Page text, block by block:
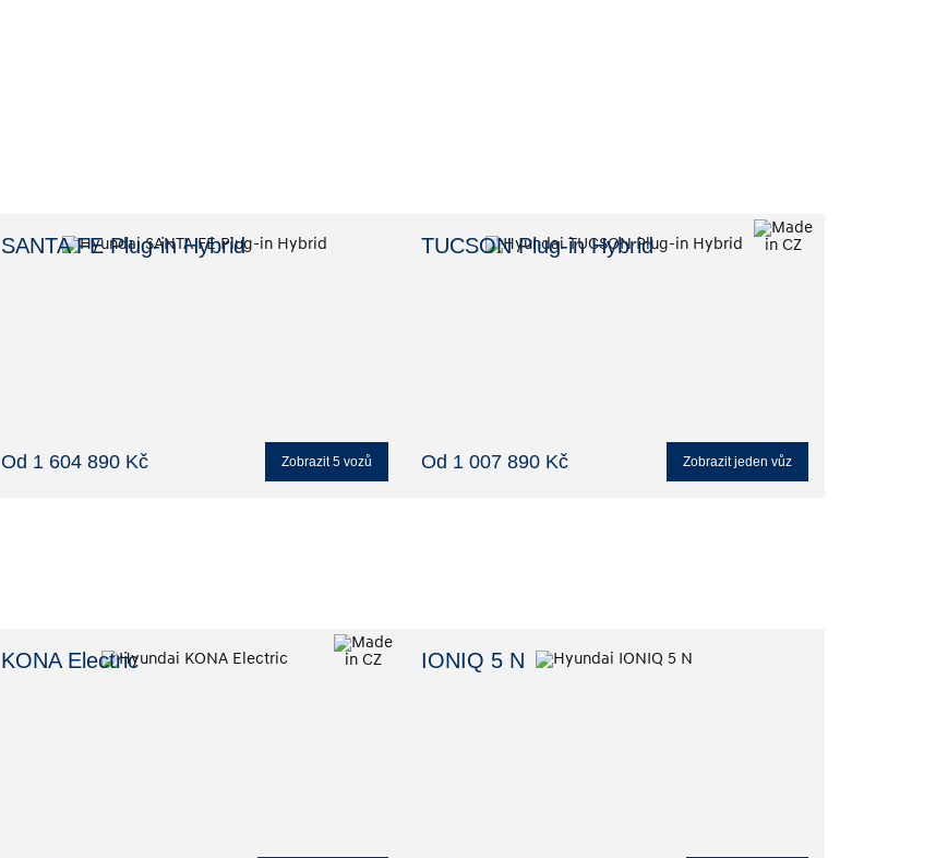
SANTA FE Plug-in Hybrid
Od 1 604 890 Kč Zobrazit5vozů
TUCSON Plug-in Hybrid
Od 1 007 890 Kč Zobrazitjeden vůz
KONA Electric IONIQ 5 N